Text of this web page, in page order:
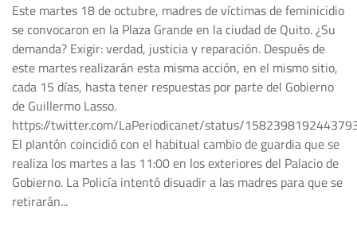
Este martes 18 de octubre, madres de víctimas de feminicidio
se convocaron en la Plaza Grande en la ciudad de Quito. ¿Su
demanda? Exigir: verdad, justicia y reparación. Después de
este martes realizarán esta misma acción, en el mismo sitio,
cada 15 días, hasta tener respuestas por parte del Gobierno
de Guillermo Lasso.
https://twitter.com/LaPeriodicanet/status/
El plantón coincidió con el habitual cambio de guardia que se
realiza los martes a las 11:00 en los exteriores del Palacio de
Gobierno. La Policía intentó disuadir a las madres para que se
retirarán...